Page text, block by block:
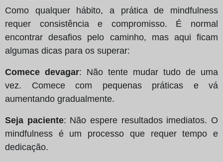
Como qualquer hábito, a prática de mindfulness
requer consistência e compromisso. É normal
encontrar desafios pelo caminho, mas aqui ficam
algumas dicas para os superar:
Comece devagar: Não tente mudar tudo de uma
vez. Comece com pequenas práticas e vá
aumentando gradualmente.
Seja paciente: Não espere resultados imediatos. O
mindfulness é um processo que requer tempo e
dedicação.